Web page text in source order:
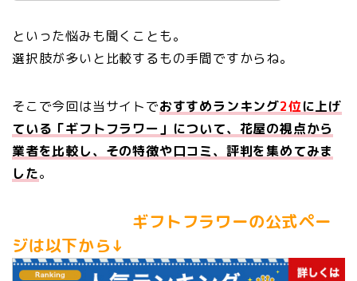
といった悩みも聞くことも。
選択肢が多いと比較するもの手間ですからね。
そこで今回は当サイトでおすすめランキング2位に上げ
ている「ギフトフラワー」について、花屋の視点から
業者を比較し、その特徴や口コミ、評判を集めてみま
した。
ギフトフラワーの公式ペー
ジは以下から↓